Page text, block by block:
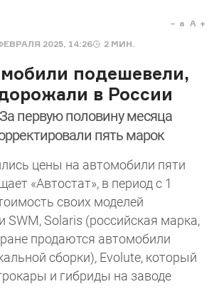
2025, 14:26 2 МИН.
a A
подешевели,
в России
За первую половину месяца
пять марок
цены на автомобили пяти
«Автостат», в период с 1
своих моделей
SWM, Solaris (российская марка,
продаются автомобили
сборки), Evolute, который
и гибриды на заводе